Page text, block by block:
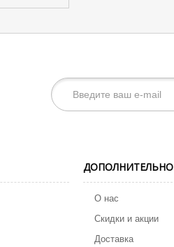
ДОПОЛНИТЕЛЬНО
О нас
Скидки и акции
Доставка